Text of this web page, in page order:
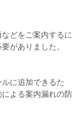
どをご案内するに
がありました。
に追加できるた
よる案内漏れの防